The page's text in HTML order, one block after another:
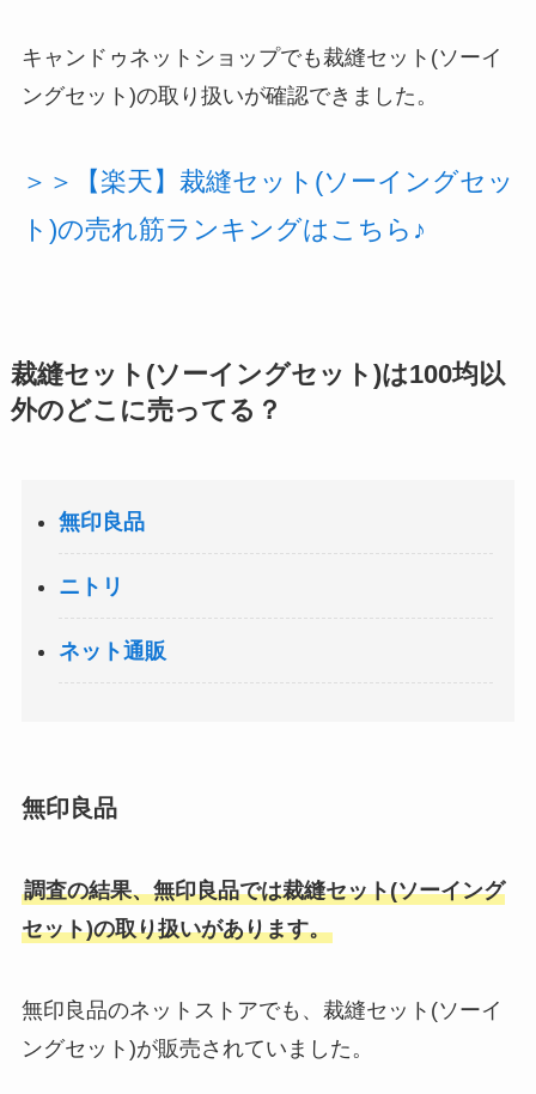
キャンドゥネットショップでも裁縫セット(ソーイ
ングセット)の取り扱いが確認できました。
＞＞【楽天】裁縫セット(ソーイングセッ
ト)の売れ筋ランキングはこちら♪
裁縫セット(ソーイングセット)は100均以
外のどこに売ってる？
無印良品
ニトリ
ネット通販
無印良品
調査の結果、無印良品では裁縫セット(ソーイング
セット)の取り扱いがあります。
無印良品のネットストアでも、裁縫セット(ソーイ
ングセット)が販売されていました。